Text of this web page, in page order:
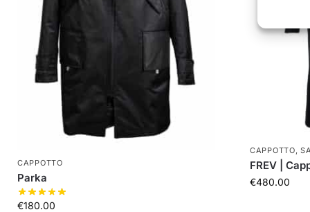
CAPPOTTO
Parka
€180.00
CAPPOTTO,
FREV |
€480.00